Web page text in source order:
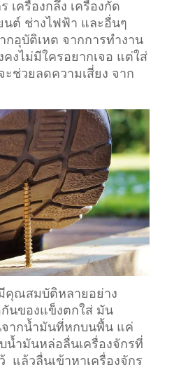
เครื่องกลึง เครื่องกัด
นต์ ช่างไฟฟ้า และอื่นๆ
กอุบัติเหต จากการทำงาน
คงไม่มีใครอยากเจอ แต่ใส่
ะช่วยลดความเสี่ยง จาก
คุณสมบัติหลายอย่าง
นของแข็งตกใส่ มัน
จากน้ำมันที่หกบนพื้น แค่
น้ำมันหล่อลื่นเครื่องจักรที่
แล้วลื่นเข้าหาเครื่องจักร